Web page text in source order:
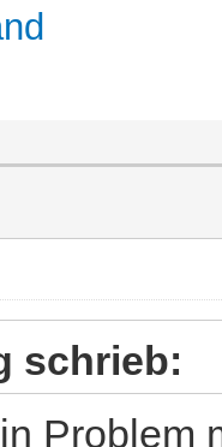
schrieb:
Problem